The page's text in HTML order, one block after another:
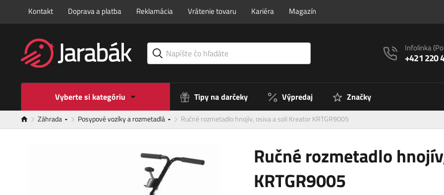
Kontakt Doprava a platba Reklamácia Vrátenie tovaru Kariéra Magazín
Infolinka
+421 220
Vyberte si kategóriu Tipy na darčeky Výpredaj Značky
Záhrada Posypové vozíky a rozmetadlá Ručné rozmetadlo hnojív, osiva a soli Kreator KRTGR9005
Ručné rozmetadlo
KRTGR9005